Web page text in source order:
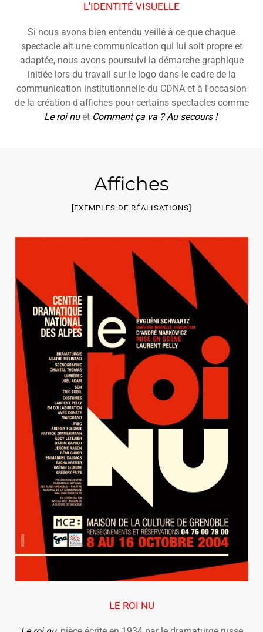
L'IDENTITÉ VISUELLE
Si nous avons bien entendu veillé à ce que chaque
spectacle ait une communication qui lui soit propre et
adaptée, nous avons poursuivi la démarche graphique
initiée lors du travail sur le logo dans le cadre de la
communication institutionnelle du CDNA et à l'occasion
de la création d'affiches pour certains spectacles comme
Le roi nuet Comment ça va ? Au secours !
Affiches
[EXEMPLES DE RÉALISATIONS]
LE ROI NU